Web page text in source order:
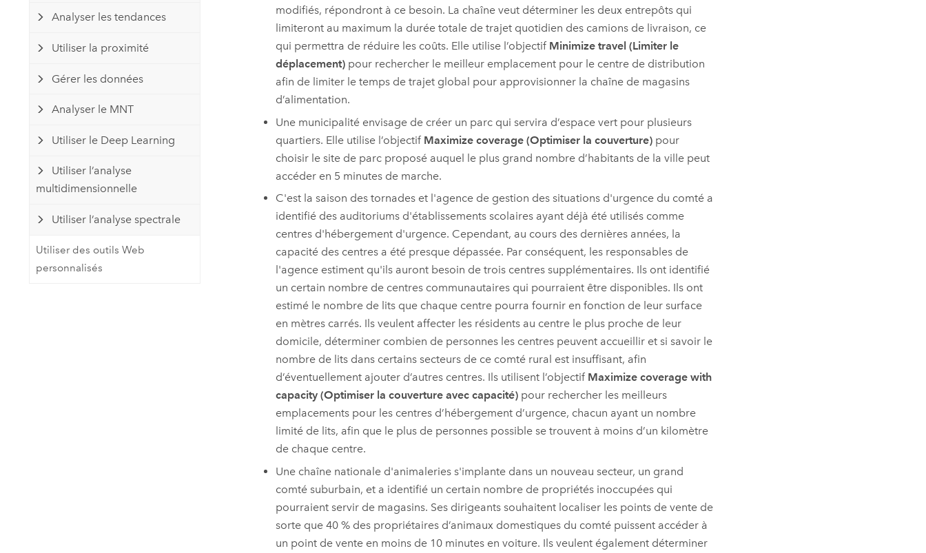
Analyser les tendances
Utiliser la proximité
Gérer les données
Analyser le MNT
Utiliser le Deep Learning
Utiliser l’analyse
multidimensionnelle
Utiliser l’analyse spectrale
Utiliser des outils Web
personnalisés
modifiés, répondront à ce besoin. La chaîne veut déterminer les deux entrepôts qui
limiteront au maximum la durée totale de trajet quotidien des camions de livraison, ce
qui permettra de réduire les coûts. Elle utilise l’objectif Minimize travel (Limiter le
déplacement)pour rechercher le meilleur emplacement pour le centre de distribution
afin de limiter le temps de trajet global pour approvisionner la chaîne de magasins
d’alimentation.
Une municipalité envisage de créer un parc qui servira d’espace vert pour plusieurs
quartiers. Elle utilise l’objectif Maximize coverage (Optimiser la couverture)pour
choisir le site de parc proposé auquel le plus grand nombre d’habitants de la ville peut
accéder en 5 minutes de marche.
C'est la saison des tornades et l'agence de gestion des situations d'urgence du comté a
identifié des auditoriums d'établissements scolaires ayant déjà été utilisés comme
centres d'hébergement d'urgence. Cependant, au cours des dernières années, la
capacité des centres a été presque dépassée. Par conséquent, les responsables de
l'agence estiment qu'ils auront besoin de trois centres supplémentaires. Ils ont identifié
un certain nombre de centres communautaires qui pourraient être disponibles. Ils ont
estimé le nombre de lits que chaque centre pourra fournir en fonction de leur surface
en mètres carrés. Ils veulent affecter les résidents au centre le plus proche de leur
domicile, déterminer combien de personnes les centres peuvent accueillir et si savoir le
nombre de lits dans certains secteurs de ce comté rural est insuffisant, afin
d’éventuellement ajouter d’autres centres. Ils utilisent l’objectif Maximize coverage with
capacity (Optimiser la couverture avec capacité)pour rechercher les meilleurs
emplacements pour les centres d’hébergement d’urgence, chacun ayant un nombre
limité de lits, afin que le plus de personnes possible se trouvent à moins d’un kilomètre
de chaque centre.
Une chaîne nationale d'animaleries s'implante dans un nouveau secteur, un grand
comté suburbain, et a identifié un certain nombre de propriétés inoccupées qui
pourraient servir de magasins. Ses dirigeants souhaitent localiser les points de vente de
sorte que 40 % des propriétaires d’animaux domestiques du comté puissent accéder à
un point de vente en moins de 10 minutes en voiture. Ils veulent également déterminer